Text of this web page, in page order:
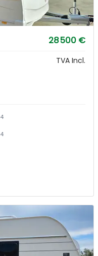
28 500 €
TVA Incl.
4
4